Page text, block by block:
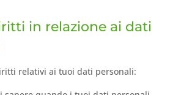
in relazione ai dati
relativi ai tuoi dati personali: